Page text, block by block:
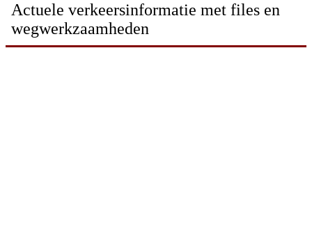
Actuele verkeersinformatie met files en
wegwerkzaamheden